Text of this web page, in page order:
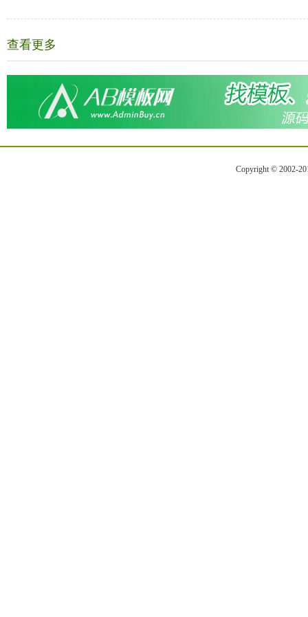
查看更多
Copyright © 2002-